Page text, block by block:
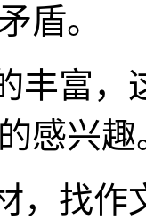
盾。
丰富
感兴趣
，找作